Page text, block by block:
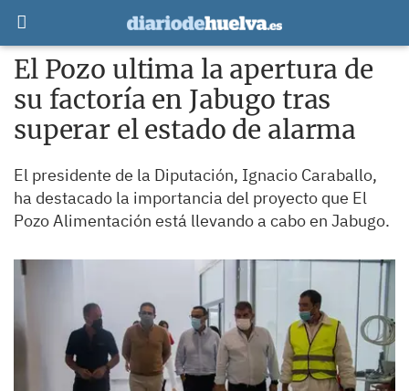
El Pozo ultima la apertura de
su factoría en Jabugo tras
superar el estado de alarma
El presidente de la Diputación, Ignacio Caraballo,
ha destacado la importancia del proyecto que El
Pozo Alimentación está llevando a cabo en Jabugo.